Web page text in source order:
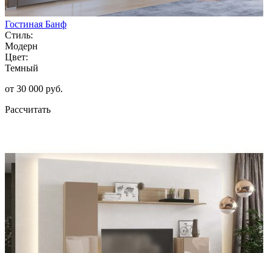
Гостиная Банф
Стиль:
Модерн
Цвет:
Темный
от 30 000 руб.
Рассчитать